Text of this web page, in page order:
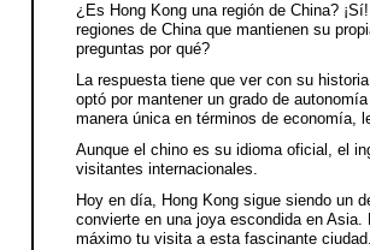
¿Es Hong Kong una región de China?
regiones de China que mantienen su
preguntas por qué?
La respuesta tiene que ver con su
optó por mantener un grado de
manera única en términos de economía,
Aunque el chino es su idioma oficial, el
visitantes internacionales.
Hoy en día, Hong Kong sigue siendo un
convierte en una joya escondida en
máximo tu visita a esta fascinante ciudad.